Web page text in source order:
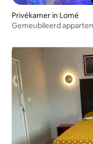
Privékamer in Lomé
Gemeubileerd